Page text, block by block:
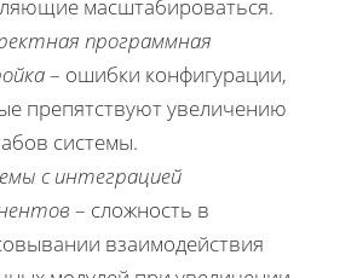
масштабироваться.
программная
– ошибки конфигурации,
препятствуют увеличению
системы.
с интеграцией
– сложность в
взаимодействия